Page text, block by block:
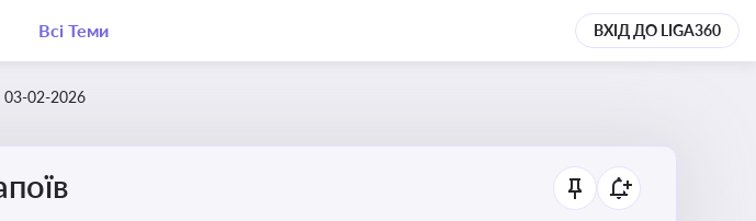
Всі Теми ВХІД ДО LIGA360
03-02-2026